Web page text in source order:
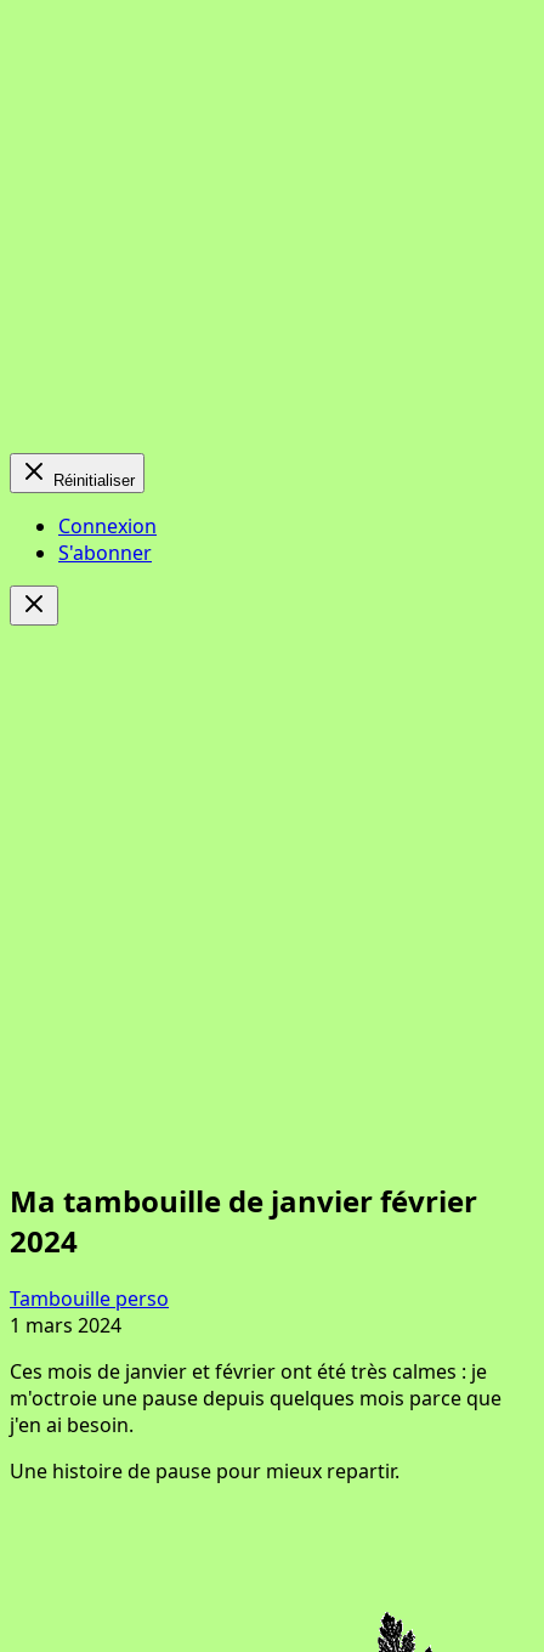
Réinitialiser
Connexion
S'abonner
Ma tambouille de janvier février
2024
Tambouille perso
1 mars 2024
Ces mois de janvier et février ont été très calmes : je
m'octroie une pause depuis quelques mois parce que
j'en ai besoin.
Une histoire de pause pour mieux repartir.